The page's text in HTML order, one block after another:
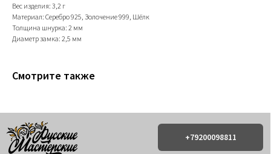
Вес изделия: 3,2 г
Материал: Серебро 925, Золочение 999, Шёлк
Толщина шнурка: 2 мм
Диаметр замка: 2,5 мм
Смотрите также
Информация
Обмен и возврат
Доставка и оплата
Контакты: